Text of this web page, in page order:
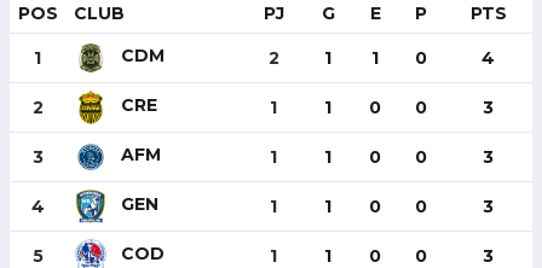
POS CLUB PJ G E P PTS
1 CDM 2 1 1 0 4
2 CRE 1 1 0 0 3
3 AFM 1 1 0 0 3
4 GEN 1 1 0 0 3
5 COD 1 1 0 0 3